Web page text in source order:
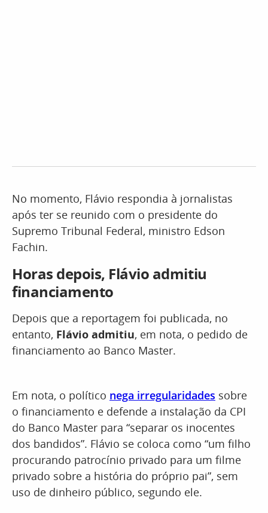
No momento, Flávio respondia à jornalistas
após ter se reunido com o presidente do
Supremo Tribunal Federal, ministro Edson
Fachin.
Horas depois, Flávio admitiu
financiamento
Depois que a reportagem foi publicada, no
entanto, Flávio admitiu, em nota, o pedido de
financiamento ao Banco Master.
Em nota, o político nega irregularidades sobre
o financiamento e defende a instalação da CPI
do Banco Master para “separar os inocentes
dos bandidos”. Flávio se coloca como “um filho
procurando patrocínio privado para um filme
privado sobre a história do próprio pai”, sem
uso de dinheiro público, segundo ele.